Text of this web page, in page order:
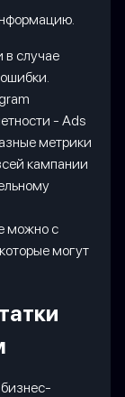
в случае
- Ads
метрики
кампании
можно с
могут